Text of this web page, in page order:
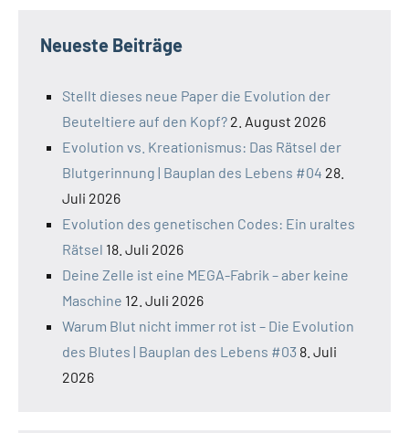
Neueste Beiträge
Stellt dieses neue Paper die Evolution der
Beuteltiere auf den Kopf? 2. August 2026
Evolution vs. Kreationismus: Das Rätsel der
Blutgerinnung | Bauplan des Lebens #04 28.
Juli 2026
Evolution des genetischen Codes: Ein uraltes
Rätsel 18. Juli 2026
Deine Zelle ist eine MEGA-Fabrik – aber keine
Maschine 12. Juli 2026
Warum Blut nicht immer rot ist – Die Evolution
des Blutes | Bauplan des Lebens #03 8. Juli
2026